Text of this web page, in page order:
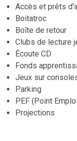
Accès et prêts
Boitatroc
Boîte de retour
Clubs de lecture
Écoute CD
Fonds
Jeux sur
Parking
PEF (Point
Projections